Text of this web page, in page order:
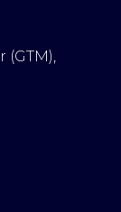
(GTM),